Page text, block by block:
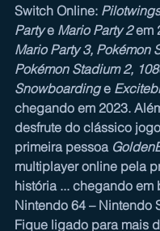
Switch Online:
Party e Mario Party 2 em
Mario Party 3, Pokémon
Pokémon Stadium 2,
Snowboarding e
chegando em 2023.
desfrute do clássico
primeira pessoa
multiplayer online pela
história ... chegando em
Nintendo 64 – Nintendo
Fique ligado para mais